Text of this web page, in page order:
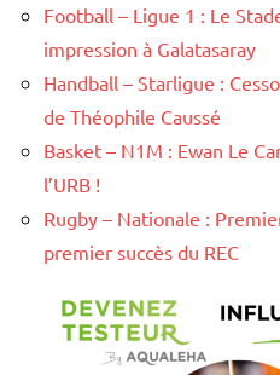
Football – Ligue 1 : Le
impression à Galatasaray
Handball – Starligue :
de Théophile Caussé
Basket – N1M : Ewan Le
l’URB !
Rugby – Nationale :
premier succès du REC